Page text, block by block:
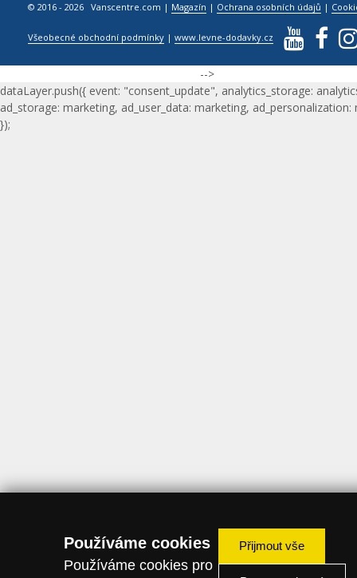
© 2016 - 2026 Vanscentre.com | Magazín | Ochrana osobních údajů |
Všeobecné obchodní podmínky |www.levne-dodavky.cz
-->
dataLayer.push({ event: "consent_update", analytics_storage:
ad_storage: marketing, ad_user_data: marketing, ad_personalization:
});
Používáme cookies
Používáme cookies pro
Přijmout vše